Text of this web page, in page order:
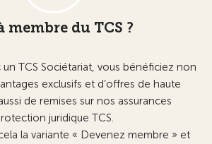
membre du TCS ?
un TCS Sociétariat, vous bénéficiez non
exclusifs et d’offres de haute
de remises sur nos assurances
juridique TCS.
la variante « Devenez membre » et